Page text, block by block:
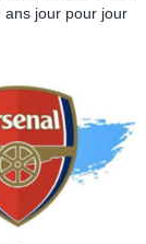
ans jour pour jour